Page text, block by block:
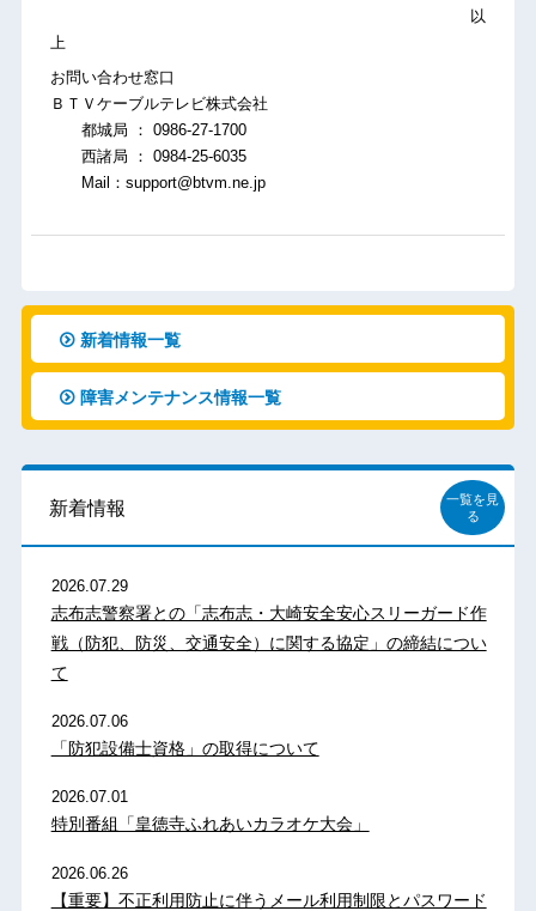
以
上
お問い合わせ窓口
ＢＴＶケーブルテレビ株式会社
都城局 ： 0986-27-1700
西諸局 ： 0984-25-6035
Mail：support@btvm.ne.jp
新着情報一覧
障害メンテナンス情報一覧
新着情報
一覧を見
る
2026.07.29
志布志警察署との「志布志・大崎安全安心スリーガード作
戦（防犯、防災、交通安全）に関する協定」の締結につい
て
2026.07.06
「防犯設備士資格」の取得について
2026.07.01
特別番組「皇徳寺ふれあいカラオケ大会」
2026.06.26
【重要】不正利用防止に伴うメール利用制限とパスワード